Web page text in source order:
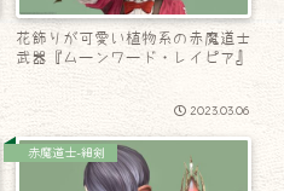
花飾りが可愛い植物系の赤魔道士
武器『ムーンワード・レイピア』
2023.03.06
赤魔道士-細剣